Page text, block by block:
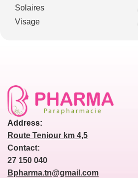
Solaires
Visage
Address:
Route Teniour km 4,5
Contact:
27 150 040
Bpharma.tn@gmail.com